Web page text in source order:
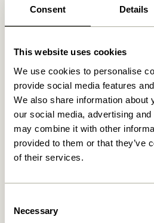
Consent Details
This website uses cookies
We use cookies to personalise
provide social media features
We also share information about
our social media, advertising
may combine it with other
provided to them or that they’ve
of their services.
Selection
Necessary
Ähnliche
Organizer Gelb